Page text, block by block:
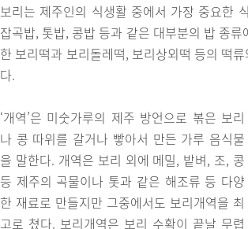
보리는 제주인의 식생활 중에서 가장 중요한
잡곡밥, 톳밥, 콩밥 등과 같은 대부분의 밥 종
한 보리떡과 보리돌레떡, 보리상외떡 등의 떡
다.
‘개역’은 미숫가루의 제주 방언으로 볶은 보리
나 콩 따위를 갈거나 빻아서 만든 가루 음식물
을 말한다. 개역은 보리 외에 메밀, 밭벼, 조, 콩
등 제주의 곡물이나 톳과 같은 해조류 등 다양
한 재료로 만들지만 그중에서도 보리개역을 최
고로 쳤다. 보리개역은 보리 수확이 끝날 무렵